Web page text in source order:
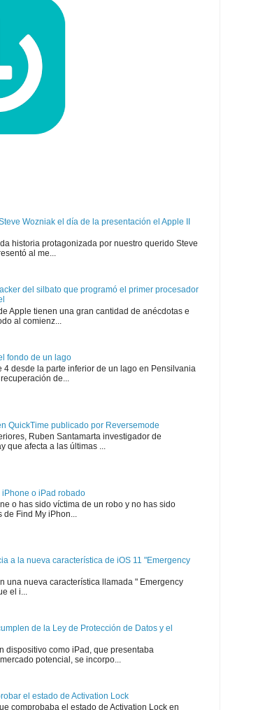
Wozniak el día de la presentación el Apple II
historia protagonizada por nuestro querido Steve
al me...
del silbato que programó el primer procesador
Apple tienen una gran cantidad de anécdotas e
al comienz...
fondo de un lago
desde la parte inferior de un lago en Pensilvania
de...
QuickTime publicado por Reversemode
Ruben Santamarta investigador de
que afecta a las últimas ...
o iPad robado
o has sido víctima de un robo y no has sido
de Find My iPhon...
a la nueva característica de iOS 11 "Emergency
una nueva característica llamada " Emergency
el i...
de la Ley de Protección de Datos y el
dispositivo como iPad, que presentaba
potencial, se incorpo...
el estado de Activation Lock
comprobaba el estado de Activation Lock en